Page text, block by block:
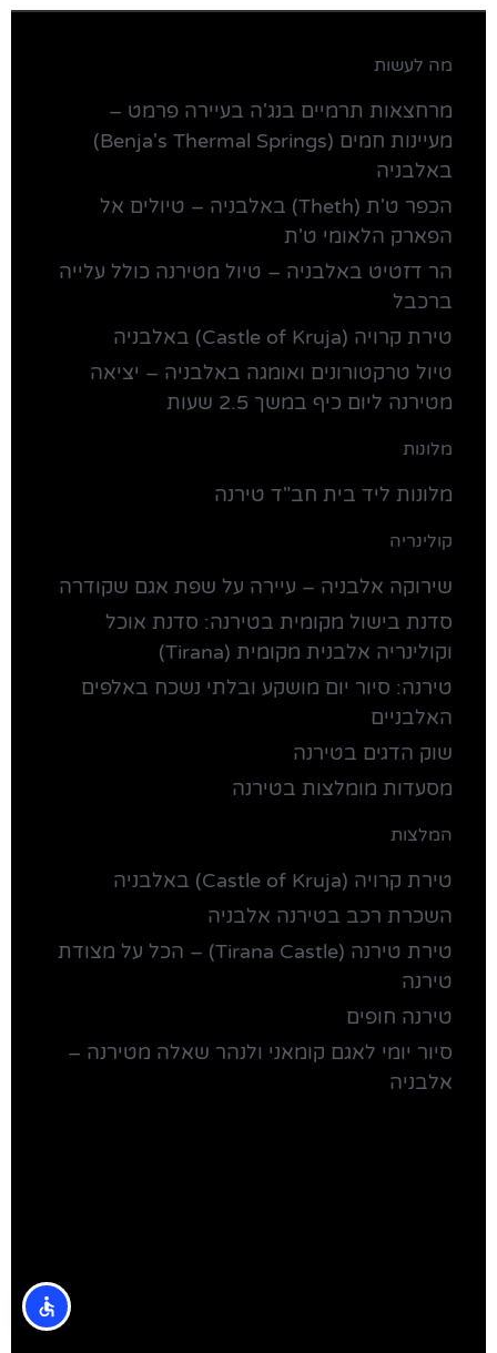
מה לעשות
מרחצאות תרמיים בנג'ה בעיירה פרמט –
מעיינות חמים (Benja's Thermal Springs)
באלבניה
הכפר ט'ת (Theth) באלבניה – טיולים אל
הפארק הלאומי ט'ת
הר דזטיט באלבניה – טיול מטירנה כולל עלייה
ברכבל
טירת קרויה (Castle of Kruja) באלבניה
טיול טרקטורונים ואומגה באלבניה – יציאה
מטירנה ליום כיף במשך 2.5 שעות
מלונות
מלונות ליד בית חב"ד טירנה
קולינריה
שירוקה אלבניה – עיירה על שפת אגם שקודרה
סדנת בישול מקומית בטירנה: סדנת אוכל
וקולינריה אלבנית מקומית (Tirana)
טירנה: סיור יום מושקע ובלתי נשכח באלפים
האלבניים
שוק הדגים בטירנה
מסעדות מומלצות בטירנה
המלצות
טירת קרויה (Castle of Kruja) באלבניה
השכרת רכב בטירנה אלבניה
טירת טירנה (Tirana Castle) – הכל על מצודת
טירנה
טירנה חופים
סיור יומי לאגם קומאני ולנהר שאלה מטירנה –
אלבניה